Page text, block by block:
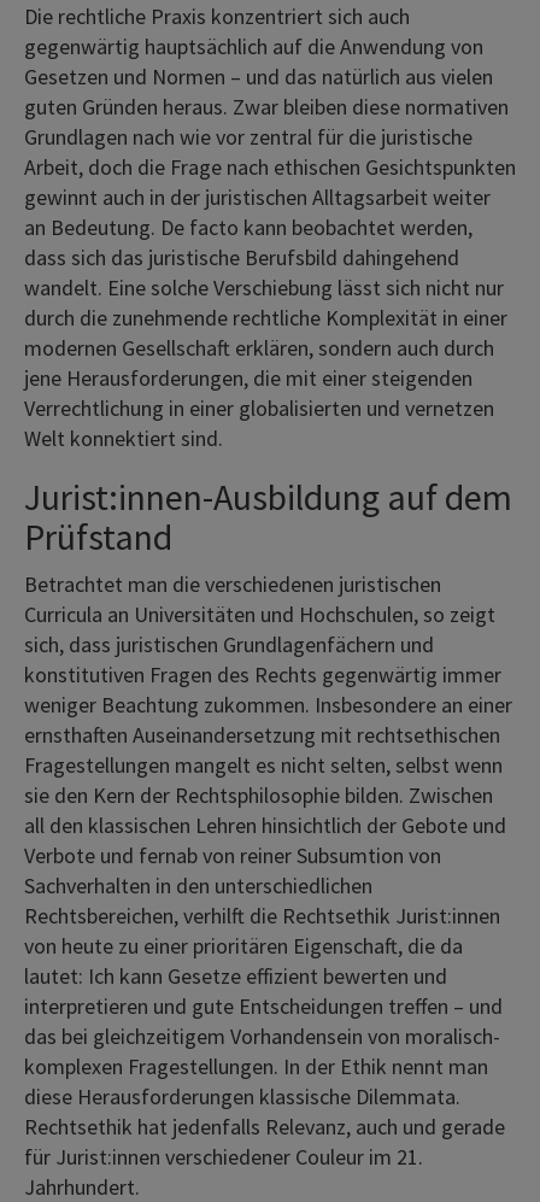
Die rechtliche Praxis konzentriert sich auch
gegenwärtig hauptsächlich auf die Anwendung von
Gesetzen und Normen – und das natürlich aus vielen
guten Gründen heraus. Zwar bleiben diese normativen
Grundlagen nach wie vor zentral für die juristische
Arbeit, doch die Frage nach ethischen Gesichtspunkten
gewinnt auch in der juristischen Alltagsarbeit weiter
an Bedeutung. De facto kann beobachtet werden,
dass sich das juristische Berufsbild dahingehend
wandelt. Eine solche Verschiebung lässt sich nicht nur
durch die zunehmende rechtliche Komplexität in einer
modernen Gesellschaft erklären, sondern auch durch
jene Herausforderungen, die mit einer steigenden
Verrechtlichung in einer globalisierten und vernetzen
Welt konnektiert sind.
Jurist:innen-Ausbildung auf dem
Prüfstand
Betrachtet man die verschiedenen juristischen
Curricula an Universitäten und Hochschulen, so zeigt
sich, dass juristischen Grundlagenfächern und
konstitutiven Fragen des Rechts gegenwärtig immer
weniger Beachtung zukommen. Insbesondere an einer
ernsthaften Auseinandersetzung mit rechtsethischen
Fragestellungen mangelt es nicht selten, selbst wenn
sie den Kern der Rechtsphilosophie bilden. Zwischen
all den klassischen Lehren hinsichtlich der Gebote und
Verbote und fernab von reiner Subsumtion von
Sachverhalten in den unterschiedlichen
Rechtsbereichen, verhilft die Rechtsethik Jurist:innen
von heute zu einer prioritären Eigenschaft, die da
lautet: Ich kann Gesetze effizient bewerten und
interpretieren und gute Entscheidungen treffen – und
das bei gleichzeitigem Vorhandensein von moralisch-
komplexen Fragestellungen. In der Ethik nennt man
diese Herausforderungen klassische Dilemmata.
Rechtsethik hat jedenfalls Relevanz, auch und gerade
für Jurist:innen verschiedener Couleur im 21.
Jahrhundert.